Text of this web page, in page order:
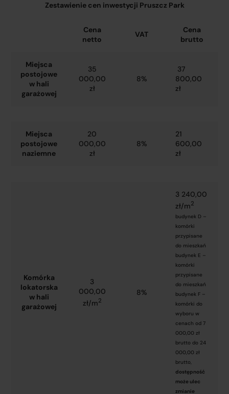
Zestawienie cen inwestycji Pruszcz Park
Cena
netto
VAT
Cena
brutto
Miejsca
postojowe
w hali
garażowej
35
000,00
zł
8%
37
800,00
zł
Miejsca
postojowe
naziemne
20
000,00
zł
8%
21
600,00
zł
Komórka
lokatorska
w hali
garażowej
3
000,00
zł/m2
8%
3 240,00
zł/m2
budynek D –
komórki
przypisane
do mieszkań
budynek E –
komórki
przypisane
do mieszkań
budynek F –
komórki do
wyboru w
cenach od 7
000,00 zł
brutto do 24
000,00 zł
brutto,
dostępność
może ulec
zmianie